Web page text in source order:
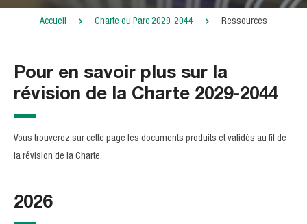
Accueil Charte du Parc 2029-2044 Ressources
Pour en savoir plus sur la
révision de la Charte 2029-2044
Vous trouverez sur cette page les documents produits et validés au fil de
la révision de la Charte.
2026